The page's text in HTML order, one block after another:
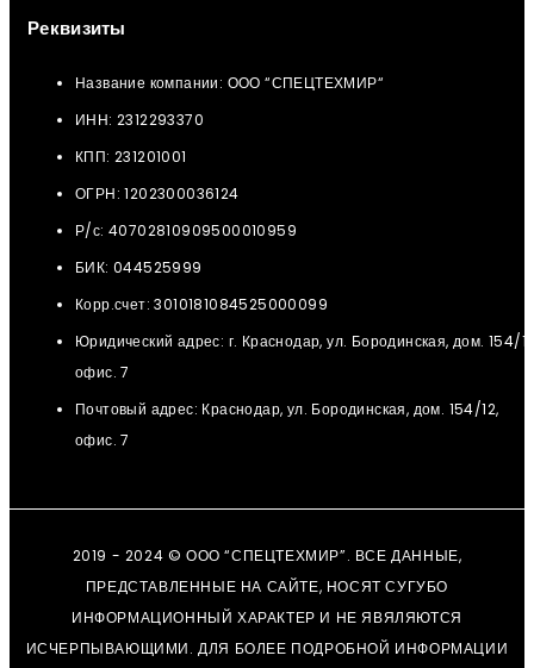
Реквизиты
Название компании: ООО “СПЕЦТЕХМИР“
ИНН: 2312293370
КПП: 231201001
ОГРН: 1202300036124
Р/с: 40702810909500010959
БИК: 044525999
Корр.счет: 3010181084525000099
Юридический адрес: г. Краснодар, ул. Бородинская, дом. 154/
офис. 7
Почтовый адрес: Краснодар, ул. Бородинская, дом. 154/12,
офис. 7
2019 - 2024 © ООО “СПЕЦТЕХМИР”. ВСЕ ДАННЫЕ,
ПРЕДСТАВЛЕННЫЕ НА САЙТЕ, НОСЯТ СУГУБО
ИНФОРМАЦИОННЫЙ ХАРАКТЕР И НЕ ЯВЯЛЯЮТСЯ
ИСЧЕРПЫВАЮЩИМИ. ДЛЯ БОЛЕЕ ПОДРОБНОЙ ИНФОРМАЦИИ